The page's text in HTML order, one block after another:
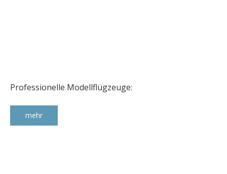
Professionelle Modellflügzeuge:
mehr